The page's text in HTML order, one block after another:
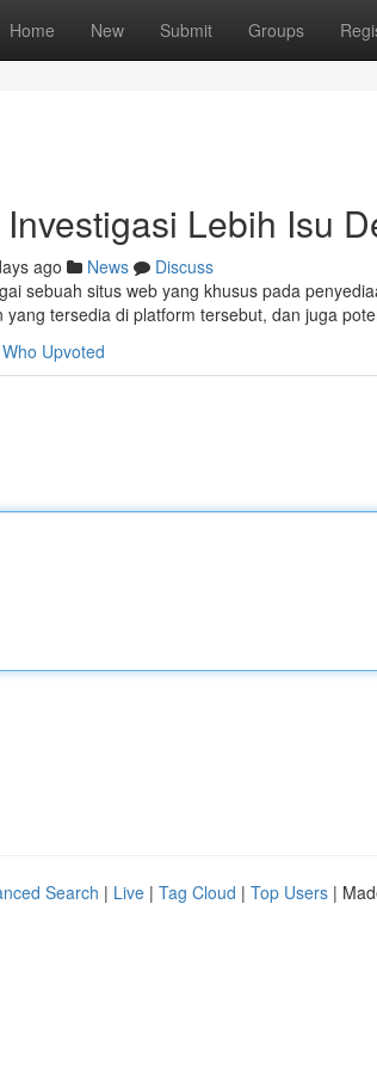
Home New Submit Groups
Lebih Isu
ago News
Discuss
sebuah situs web yang khusus pada
yang tersedia di platform tersebut, dan juga
Who Upvoted
Search | Live | Tag Cloud | Top Users |